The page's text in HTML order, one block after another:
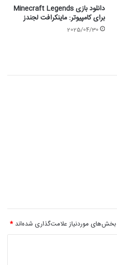
دانلود بازی Minecraft Legends
برای کامپیوتر: ماینکرافت لجندز
2025/04/30
بخش‌های موردنیاز علامت‌گذاری شده‌اند *